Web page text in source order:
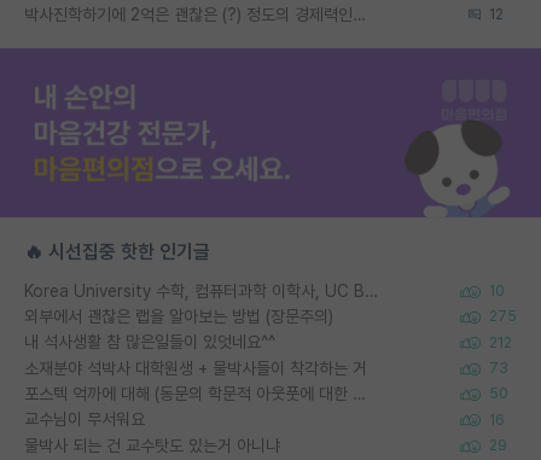
박사진학하기에 2억은 괜찮은 (?) 정도의 경제력인가요 12
🔥 시선집중 핫한 인기글
Korea University 수학, 컴퓨터과학 이학사, UC Berkeley 산업공학 대학원 공학박사가 되는 것은 쉽지 않겠죠? 10
외부에서 괜찮은 랩을 알아보는 방법 (장문주의) 275
내 석사생활 참 많은일들이 있엇네요^^ 212
소재분야 석박사 대학원생 + 물박사들이 착각하는 거 73
포스텍 억까에 대해 (동문의 학문적 아웃풋에 대한 반박) 50
교수님이 무서워요 16
물박사 되는 건 교수탓도 있는거 아니냐 29